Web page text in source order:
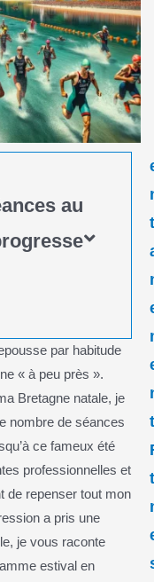
au
par habitude
« à peu près ».
Bretagne natale, je
nombre de séances
ce fameux été
professionnelles et
de repenser tout mon
a pris une
je vous raconte
estival en